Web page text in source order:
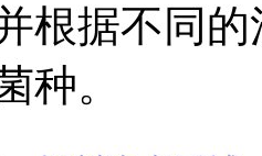
根据不同
种。